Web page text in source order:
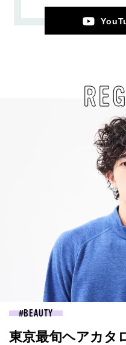
BEAUTY
東京最旬ヘアカタ